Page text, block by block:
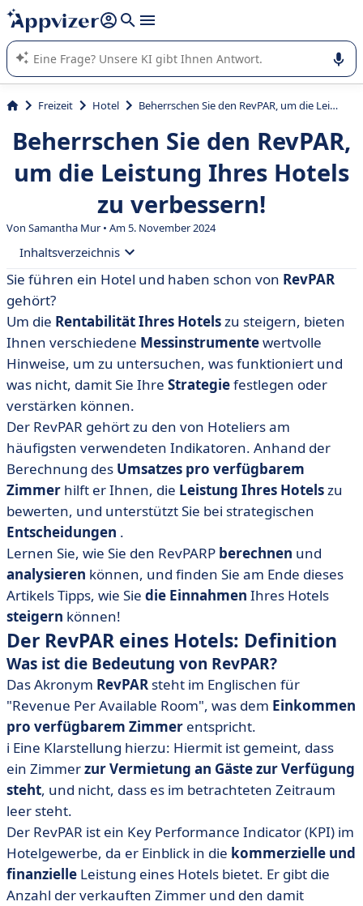
beantworten (mehrere Zeilen mit
Die KI von Appvizer führt Sie bei der Nutzung oder Auswahl
von SaaS-Software in Unternehmen.
Freizeit Hotel Beherrschen Sie den RevPAR, um die Leistung Ihres Hotels zu verbessern!
Beherrschen Sie den RevPAR,
um die Leistung Ihres Hotels
zu verbessern!
Von Samantha Mur • Am 5. November 2024
Inhaltsverzeichnis
• Der RevPAR eines Hotels: Definition
• Wie berechnet man den RevPAR eines Hotels?
• Wie analysiert man den RevPAR?
• 4 Tipps, wie Sie Ihren RevPAR verbessern können.
Sie führen ein Hotel und haben schon von RevPAR
gehört?
Um die Rentabilität Ihres Hotelszu steigern, bieten
Ihnen verschiedene Messinstrumentewertvolle
Hinweise, um zu untersuchen, was funktioniert und
was nicht, damit Sie Ihre Strategiefestlegen oder
verstärken können.
Der RevPAR gehört zu den von Hoteliers am
häufigsten verwendeten Indikatoren. Anhand der
Berechnung des Umsatzes pro verfügbarem
Zimmer hilft er Ihnen, die Leistung Ihres Hotelszu
bewerten, und unterstützt Sie bei strategischen
Entscheidungen .
Lernen Sie, wie Sie den RevPARP berechnen und
analysieren können, und finden Sie am Ende dieses
Artikels Tipps, wie Sie die Einnahmen Ihres Hotels
steigern können!
Der RevPAR eines Hotels: Definition
Was ist die Bedeutung von RevPAR?
Das Akronym RevPAR steht im Englischen für
"Revenue Per Available Room", was dem Einkommen
pro verfügbarem Zimmer entspricht.
ℹ️ ️Eine Klarstellung hierzu: Hiermit ist gemeint, dass
ein Zimmerzur Vermietung an Gäste zur Verfügung
steht, und nicht, dass es im betrachteten Zeitraum
leer steht.
Der RevPAR ist ein Key Performance Indicator (KPI) im
Hotelgewerbe, da er Einblick in die kommerzielle und
finanzielle Leistung eines Hotels bietet. Er gibt die
Anzahl der verkauften Zimmer und den damit